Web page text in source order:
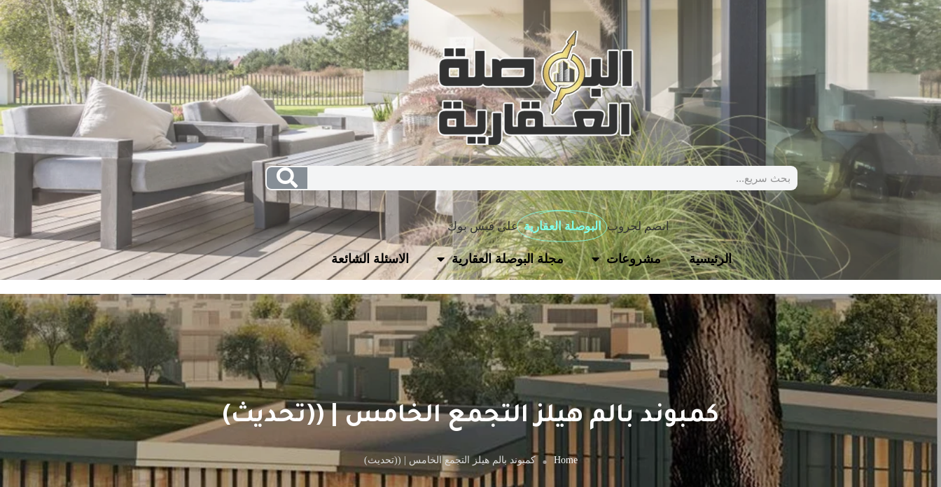
انضم لجروب البوصلة العقارية على فيس بوك
الرئيسية مشروعات مجلة البوصلة العقارية الاسئلة الشائعة
كمبوند بالم هيلز التجمع الخامس | ((تحديث)
Home كمبوند بالم هيلز التجمع الخامس | ((تحديث)